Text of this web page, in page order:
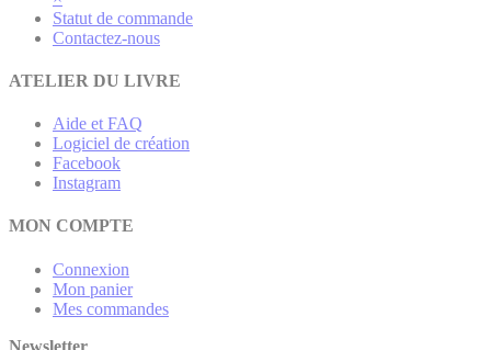
Statut de commande
Contactez-nous
ATELIER DU LIVRE
Aide et FAQ
Logiciel de création
Facebook
Instagram
MON COMPTE
Connexion
Mon panier
Mes commandes
Newsletter